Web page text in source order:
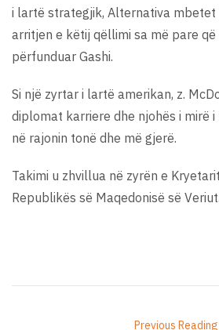
i lartë strategjik, Alternativa
arritjen e këtij qëllimi sa më pare që
përfunduar Gashi.
Si një zyrtar i lartë amerikan, z.
diplomat karriere dhe njohës i mirë
në rajonin tonë dhe më gjerë.
Takimi u zhvillua në zyrën e
Republikës së Maqedonisë së Veriut.
Previous Reading